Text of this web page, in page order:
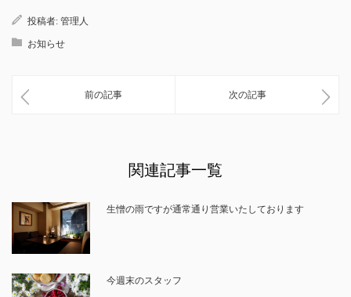
投稿者: 管理人
お知らせ
前の記事 次の記事
関連記事一覧
生憎の雨ですが通常通り営業いたしております
今週末のスタッフ